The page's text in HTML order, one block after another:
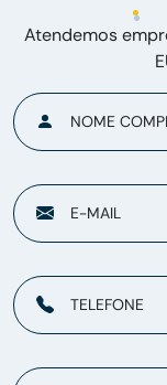
Atendemos
NOME
E-MAIL
TELEFONE